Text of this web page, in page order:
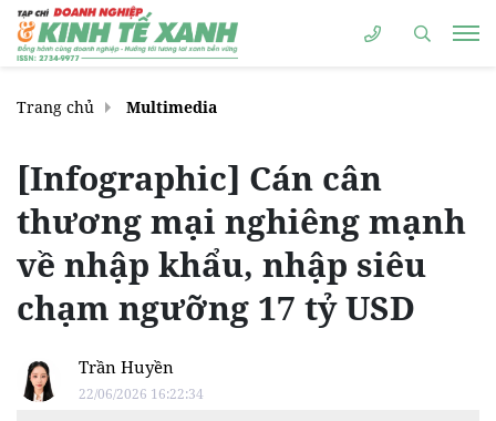
Trang chủ Multimedia
[Infographic] Cán cân
thương mại nghiêng mạnh
về nhập khẩu, nhập siêu
chạm ngưỡng 17 tỷ USD
Trần Huyền
22/06/2026 16:22:34